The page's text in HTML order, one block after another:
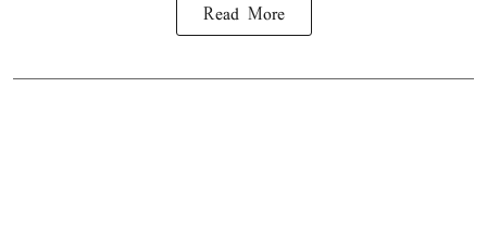
Read More